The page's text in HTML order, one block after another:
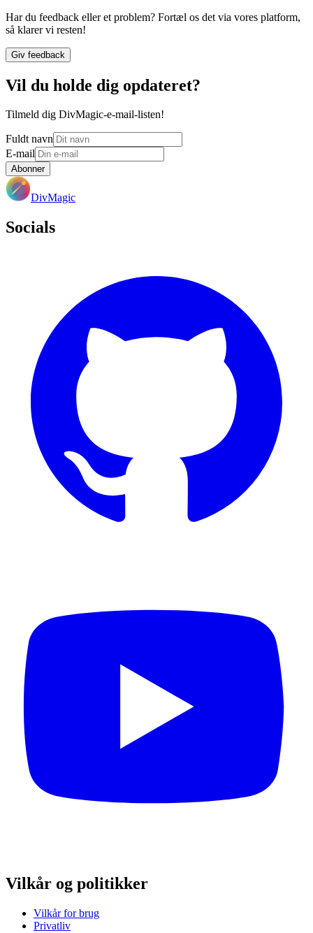
Har du feedback eller et problem? Fortæl os det via vores platform,
så klarer vi resten!
Giv feedback
Vil du holde dig opdateret?
Tilmeld dig DivMagic-e-mail-listen!
Fuldt navn
E-mail
Abonner
DivMagic
Socials
Vilkår og politikker
Vilkår for brug
Privatliv